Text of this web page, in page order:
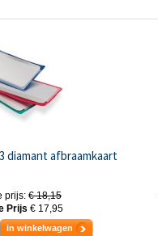
diamant afbraamkaart
prijs: € 18,15
Prijs € 17,95
in winkelwagen